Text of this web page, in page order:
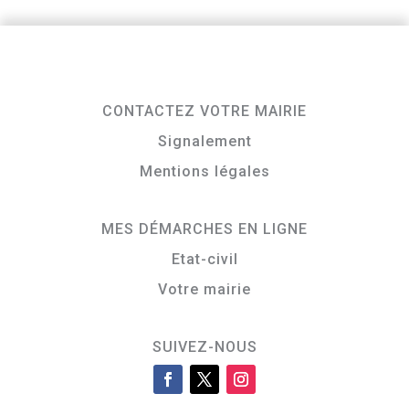
CONTACTEZ VOTRE MAIRIE
Signalement
Mentions légales
MES DÉMARCHES EN LIGNE
Etat-civil
Votre mairie
SUIVEZ-NOUS